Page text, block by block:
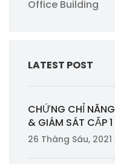
Office Building
LATEST POST
CHỨNG CHỈ
& GIÁM SÁT CẤP
26 Tháng Sáu, 2021